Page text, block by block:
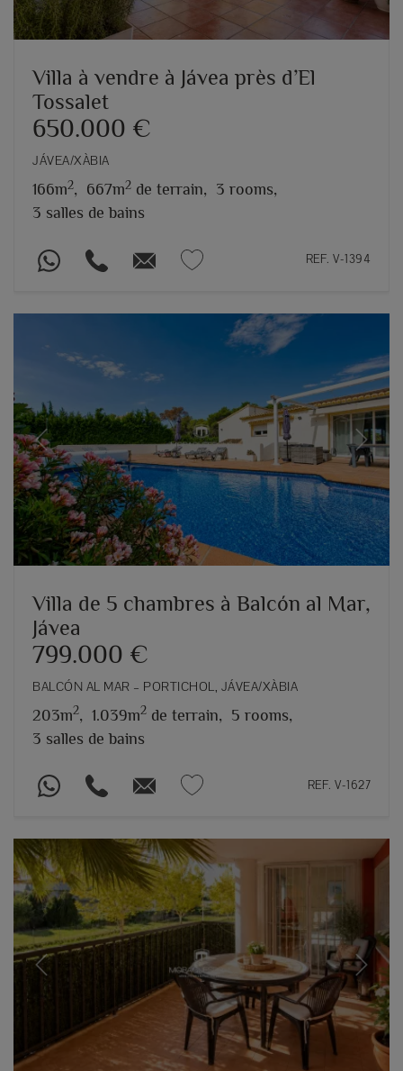
Villa à vendre à Jávea près d’El
Tossalet
650.000 €
JÁVEA/XÀBIA
166m2, 667m2 de terrain, 3 rooms,
3 salles de bains
REF. V-1394
Previous Next
Villa de 5 chambres à Balcón al Mar,
Jávea
799.000 €
BALCÓN AL MAR – PORTICHOL, JÁVEA/XÀBIA
203m2, 1.039m2 de terrain, 5 rooms,
3 salles de bains
REF. V-1627
Previous Next